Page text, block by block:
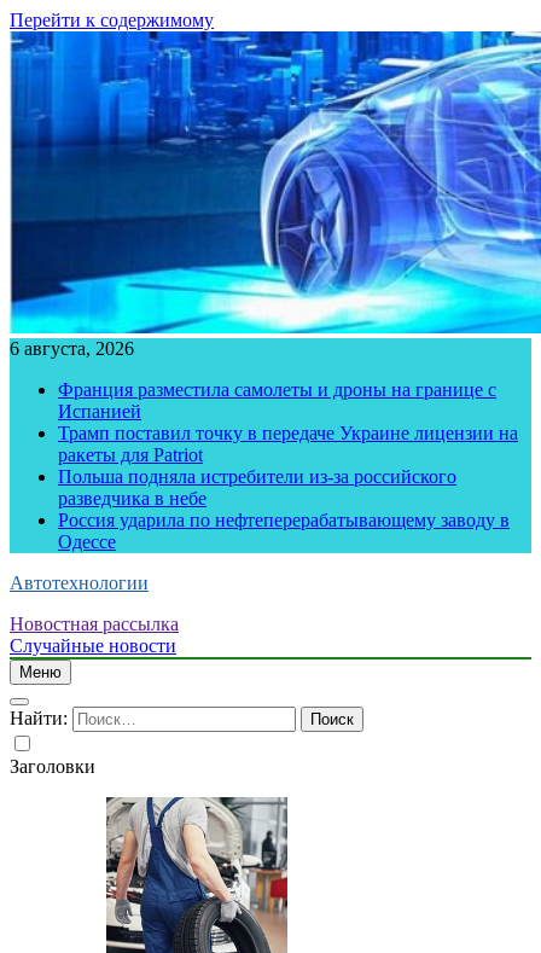
Перейти к содержимому
6 августа, 2026
Франция разместила самолеты и дроны на границе с
Испанией
Трамп поставил точку в передаче Украине лицензии на
ракеты для Patriot
Польша подняла истребители из-за российского
разведчика в небе
Россия ударила по нефтеперерабатывающему заводу в
Одессе
Автотехнологии
Новостная рассылка
Случайные новости
Меню
Найти:
Заголовки